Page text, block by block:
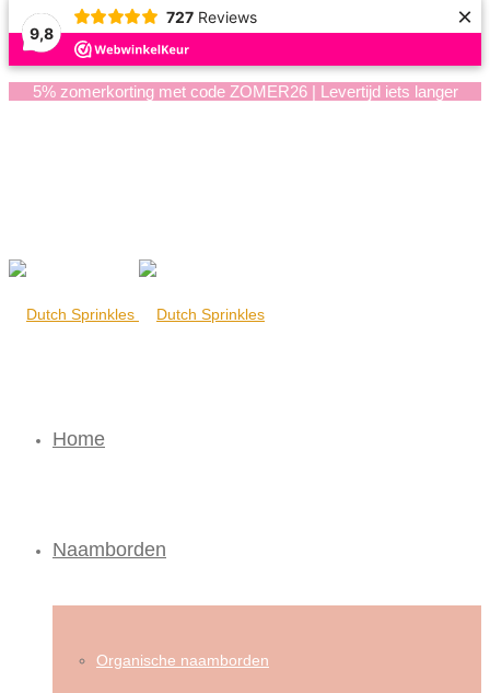
9,8
727 Reviews ×
5% zomerkorting met code ZOMER26 | Levertijd iets langer
Home
Naamborden
Organische naamborden